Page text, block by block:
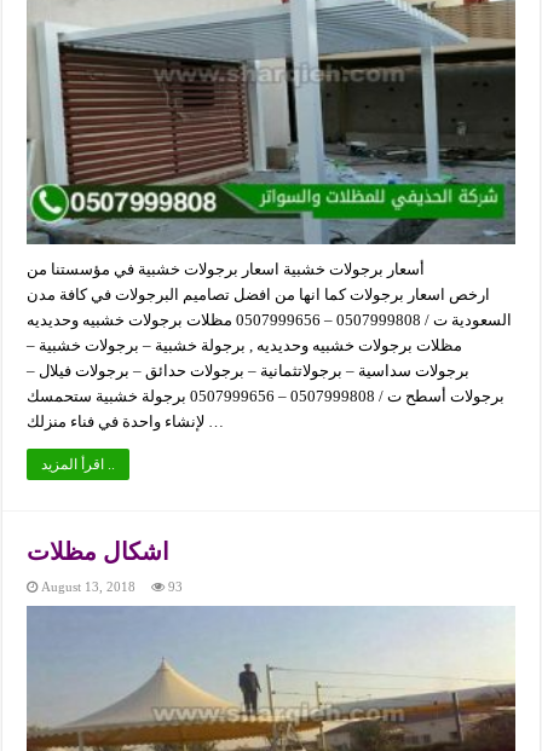
أسعار برجولات خشبية اسعار برجولات خشبية في مؤسستنا من
ارخص اسعار برجولات كما انها من افضل تصاميم البرجولات في كافة مدن
السعودية ت / 0507999808 – 0507999656 مظلات برجولات خشبيه وحديديه
مظلات برجولات خشبيه وحديديه , برجولة خشبية – برجولات خشبية –
برجولات سداسية – برجولاتثمانية – برجولات حدائق – برجولات فيلال –
برجولات أسطح ت / 0507999808 – 0507999656 برجولة خشبية ستحمسك
اقرأ المزيد ..
اشكال مظلات
August 13, 2018 93